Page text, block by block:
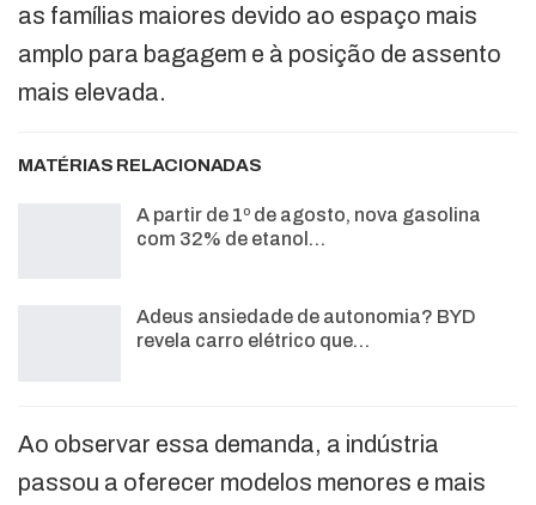
as famílias maiores devido ao espaço mais
amplo para bagagem e à posição de assento
mais elevada.
MATÉRIAS RELACIONADAS
A partir de 1º de agosto, nova gasolina
com 32% de etanol…
Adeus ansiedade de autonomia? BYD
revela carro elétrico que…
Ao observar essa demanda, a indústria
passou a oferecer modelos menores e mais